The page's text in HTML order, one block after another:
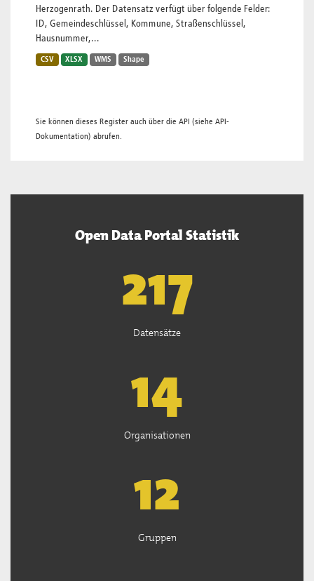
Herzogenrath. Der Datensatz verfügt über folgende Felder:
ID, Gemeindeschlüssel, Kommune, Straßenschlüssel,
Hausnummer,...
CSV XLSX WMS Shape
Sie können dieses Register auch über die API (siehe API-
Dokumentation) abrufen.
Open Data Portal Statistik
219
Datensätze
14
Organisationen
13
Gruppen